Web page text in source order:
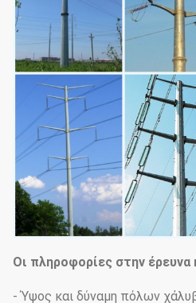
Οι πληροφορίες στην έρευνα
- Ύψος και δύναμη πόλων